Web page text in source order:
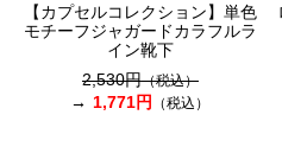
【カプセルコレクション】単色
モチーフジャガードカラフルラ
イン靴下
2,530円（税込）
1,771円 （税込）